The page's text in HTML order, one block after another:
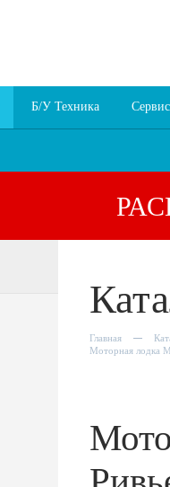
Б/У Техника Сервис
Главная
Моторная лодка